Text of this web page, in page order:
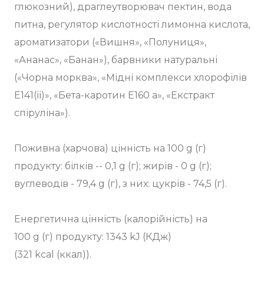
глюкозний), драглеутворювач пектин, вода
питна, регулятор кислотності лимонна кислота,
ароматизатори («Вишня», «Полуниця»,
«Ананас», «Банан»), барвники натуральні
(«Чорна морква», «Мідні комплекси хлорофілів
Е141(іі)», «Бета-каротин Е160 а», «Екстракт
спіруліна»).
Поживна (харчова) цінність на 100 g (г)
продукту: білків -- 0,1 g (г); жирів - 0 g (г);
вуглеводів - 79,4 g (г), з них: цукрів - 74,5 (г).
Енергетична цінність (калорійність) на
100 g (г) продукту: 1343 kJ (КДж)
(321 kcal (ккал)).